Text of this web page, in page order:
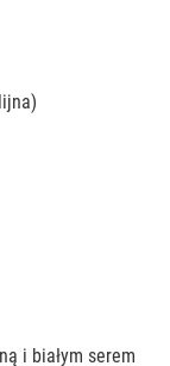
i białym serem